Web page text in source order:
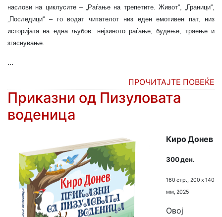
наслови на циклусите – „Раѓање на трепетите. Живот“, „Граници“,
„Последици“ – го водат читателот низ еден емотивен пат, низ
историјата на една љубов: нејзиното раѓање, будење, траење и
згаснување.
...
ПРОЧИТАЈТЕ ПОВЕЌЕ
Приказни од Пизуловата
воденица
Киро Донев
300 ден.
160 стр., 200 х 140
мм, 2025
Овој